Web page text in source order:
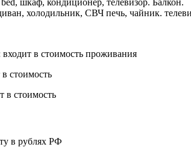
bed, шкаф, кондиционер, телевизор. Балкон.
холодильник, СВЧ печь, чайник.
в стоимость проживания
стоимость
в стоимость
в рублях РФ